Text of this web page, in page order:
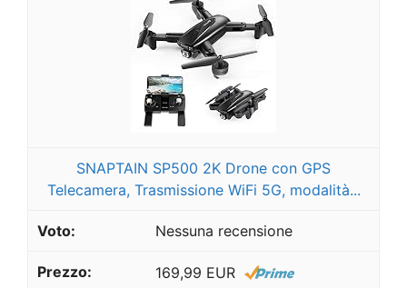
SNAPTAIN SP500 2K Drone con GPS
Telecamera, Trasmissione WiFi 5G, modalità...
Nessuna recensione
169,99 EUR